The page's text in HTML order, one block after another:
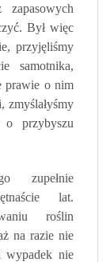
Był więc
przyjęliśmy
samotnika,
prawie o nim
zmyślałyśmy
o przybyszu
zupełnie
lat.
roślin
na razie nie
wypadek nie